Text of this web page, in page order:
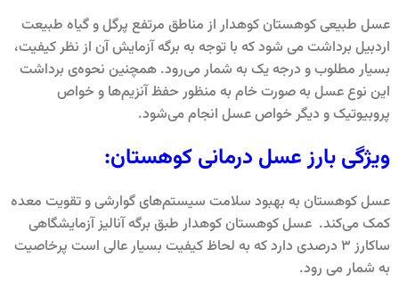
عسل طبیعی کوهستان کوهدار از مناطق مرتفع پرگل و گیاه طبیعت
اردبیل برداشت می شود که با توجه به برگه آزمایش آن از نظر کیفیت،
بسیار مطلوب و درجه یک به شمار می‌رود. همچنین نحوه‌ی برداشت
این نوع عسل‌ به صورت خام به منظور حفظ آنزیم‌ها و خواص
پروبیوتیک و دیگر خواص عسل انجام می‌شود.
ویژگی بارز عسل درمانی کوهستان:
عسل کوهستان به بهبود سلامت سیستم‌های گوارشی و تقویت معده
کمک می‌کند. عسل کوهستان کوهدار طبق برگه آنالیز آزمایشگاهی
ساکارز 3 درصدی دارد که به لحاظ کیفیت بسیار عالی است پرخاصیت
به شمار می رود.